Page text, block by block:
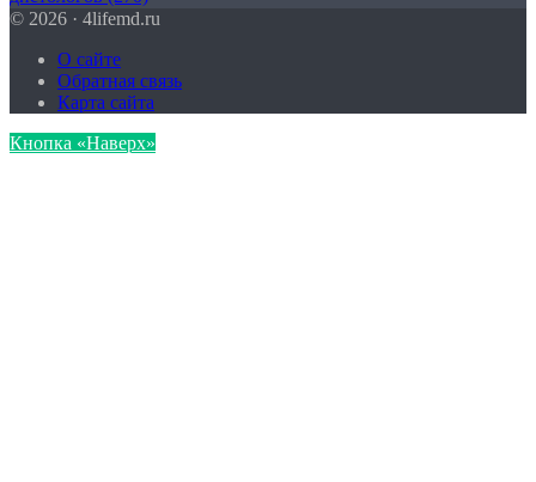
© 2026 · 4lifemd.ru
О сайте
Обратная связь
Карта сайта
Кнопка «Наверх»